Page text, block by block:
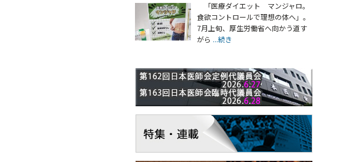
「医療ダイエット マンジャロ。
食欲コントロールで理想の体へ」。
7月上旬、厚生労働省へ向かう道す
がら ...続き